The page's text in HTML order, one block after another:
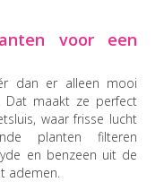
voor een
dan er alleen mooi
Dat maakt ze perfect
waar frisse lucht
planten filteren
en benzeen uit de
ademen.